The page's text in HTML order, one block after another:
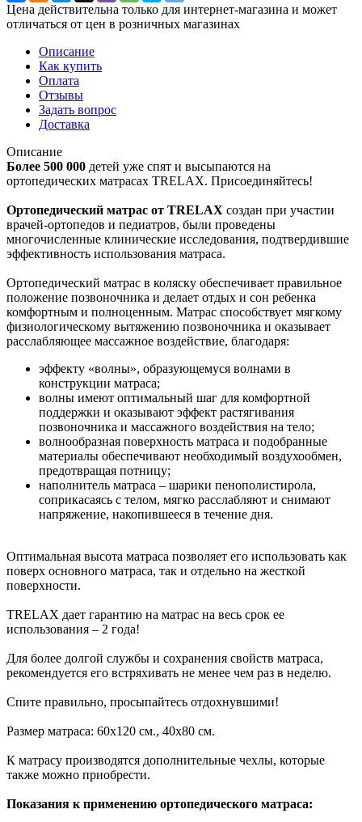
Цена действительна только для интернет-магазина и может
отличаться от цен в розничных магазинах
Описание
Как купить
Оплата
Отзывы
Задать вопрос
Доставка
Описание
Более 500 000 детей уже спят и высыпаются на
ортопедических матрасах TRELAX. Присоединяйтесь!
Ортопедический матрас от TRELAX создан при участии
врачей-ортопедов и педиатров, были проведены
многочисленные клинические исследования, подтвердившие
эффективность использования матраса.
Ортопедический матрас в коляску обеспечивает правильное
положение позвоночника и делает отдых и сон ребенка
комфортным и полноценным. Матрас способствует мягкому
физиологическому вытяжению позвоночника и оказывает
расслабляющее массажное воздействие, благодаря:
эффекту «волны», образующемуся волнами в
конструкции матраса;
волны имеют оптимальный шаг для комфортной
поддержки и оказывают эффект растягивания
позвоночника и массажного воздействия на тело;
волнообразная поверхность матраса и подобранные
материалы обеспечивают необходимый воздухообмен,
предотвращая потницу;
наполнитель матраса – шарики пенополистирола,
соприкасаясь с телом, мягко расслабляют и снимают
напряжение, накопившееся в течение дня.
Оптимальная высота матраса позволяет его использовать как
поверх основного матраса, так и отдельно на жесткой
поверхности.
TRELAX дает гарантию на матрас на весь срок ее
использования – 2 года!
Для более долгой службы и сохранения свойств матраса,
рекомендуется его встряхивать не менее чем раз в неделю.
Спите правильно, просыпайтесь отдохнувшими!
Размер матраса: 60х120 см., 40х80 см.
К матрасу производятся дополнительные чехлы, которые
также можно приобрести.
Показания к применению ортопедического матраса: